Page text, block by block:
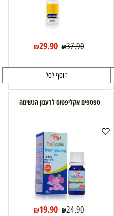
₪37.90
₪29.90
הוסף לסל
טפטפים אקליפטוס לרענון הנשימה
₪24.90
₪19.90